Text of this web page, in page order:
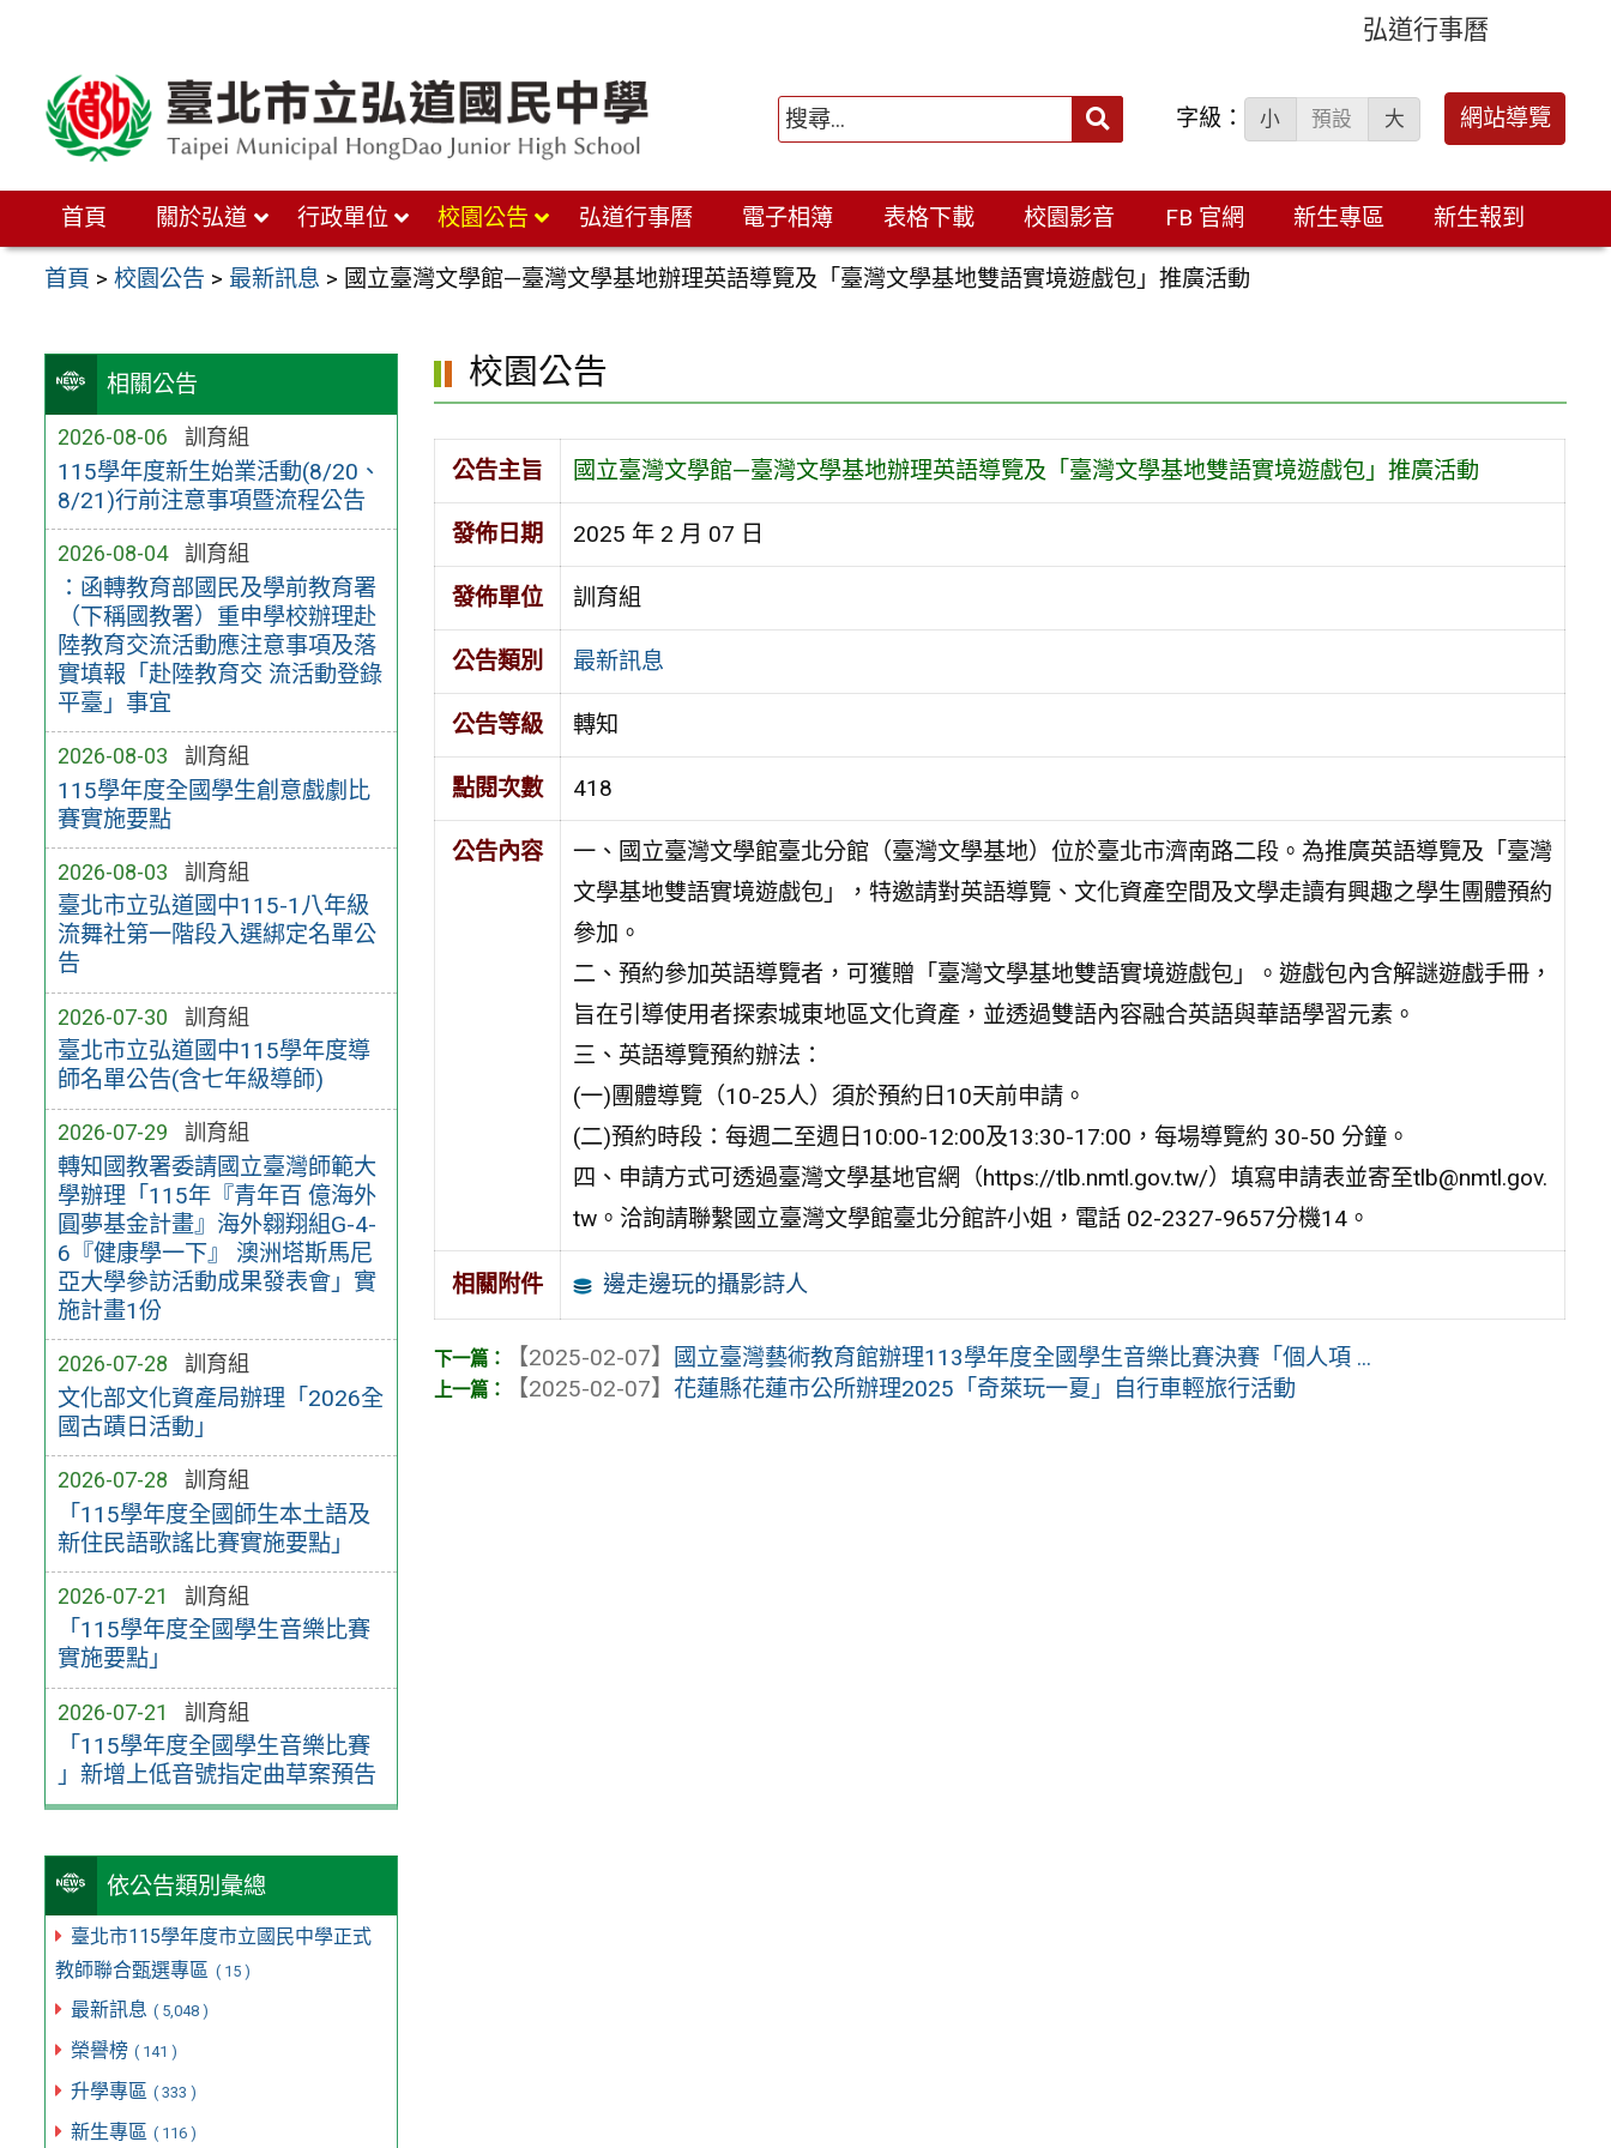
弘道行事曆
搜
字級： 小 預設 大 網站導覽
首頁 關於弘道 行政單位 校園公告 弘道行事曆 電子相簿 表格下載 校園影音 FB 官網 新生專區 新生報到
首頁 >校園公告 > 最新訊息 > 國立臺灣文學館—臺灣文學基地辦理英語導覽及「臺灣文學基地雙語實境遊戲包」推廣活動
相關公告
2026-08-06 訓育組
115學年度新生始業活動(8/20、
8/21)行前注意事項暨流程公告
2026-08-04 訓育組
：函轉教育部國民及學前教育署
（下稱國教署）重申學校辦理赴
陸教育交流活動應注意事項及落
實填報「赴陸教育交 流活動登錄
平臺」事宜
2026-08-03 訓育組
115學年度全國學生創意戲劇比
賽實施要點
2026-08-03 訓育組
臺北市立弘道國中115-1八年級
流舞社第一階段入選綁定名單公
告
2026-07-30 訓育組
臺北市立弘道國中115學年度導
師名單公告(含七年級導師)
2026-07-29 訓育組
轉知國教署委請國立臺灣師範大
學辦理「115年『青年百 億海外
圓夢基金計畫』海外翱翔組G-4-
6『健康學一下』 澳洲塔斯馬尼
亞大學參訪活動成果發表會」實
施計畫1份
2026-07-28 訓育組
文化部文化資產局辦理「2026全
國古蹟日活動」
2026-07-28 訓育組
「115學年度全國師生本土語及
新住民語歌謠比賽實施要點」
2026-07-21 訓育組
「115學年度全國學生音樂比賽
實施要點」
2026-07-21 訓育組
「115學年度全國學生音樂比賽
」新增上低音號指定曲草案預告
依公告類別彙總
臺北市115學年度市立國民中學正式
教師聯合甄選專區 ( 15 )
最新訊息 ( 5,048 )
榮譽榜 ( 141 )
升學專區 ( 333 )
新生專區 ( 116 )
校園公告
公告主旨 國立臺灣文學館—臺灣文學基地辦理英語導覽及「臺灣文學基地雙語實境遊戲包」推廣活動
發佈日期 2025 年 2 月 07 日
發佈單位 訓育組
公告類別 最新訊息
公告等級 轉知
點閱次數 418
公告內容
一、國立臺灣文學館臺北分館（臺灣文學基地）位於臺北市濟南路二段。為推廣英語導覽及「臺灣
文學基地雙語實境遊戲包」，特邀請對英語導覽、文化資產空間及文學走讀有興趣之學生團體預約
參加。
二、預約參加英語導覽者，可獲贈「臺灣文學基地雙語實境遊戲包」。遊戲包內含解謎遊戲手冊，
旨在引導使用者探索城東地區文化資產，並透過雙語內容融合英語與華語學習元素。
三、英語導覽預約辦法：
(一)團體導覽（10-25人）須於預約日10天前申請。
(二)預約時段：每週二至週日10:00-12:00及13:30-17:00，每場導覽約 30-50 分鐘。
四、申請方式可透過臺灣文學基地官網（https://tlb.nmtl.gov.tw/）填寫申請表並寄至tlb@nmtl.gov.
tw。洽詢請聯繫國立臺灣文學館臺北分館許小姐，電話 02-2327-9657分機14。
相關附件 邊走邊玩的攝影詩人
【2025-02-07】
國立臺灣藝術教育館辦理113學年度全國學生音樂比賽決賽「個人項 ...
【2025-02-07】 花蓮縣花蓮市公所辦理2025「奇萊玩一夏」自行車輕旅行活動